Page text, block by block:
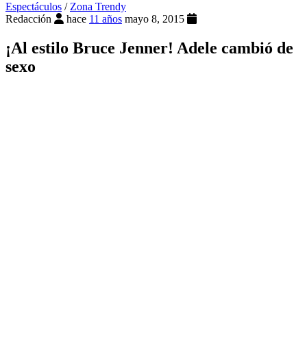
Espectáculos /Zona Trendy
Redacción
hace 11 años mayo 8, 2015
¡Al estilo Bruce Jenner! Adele cambió de
sexo